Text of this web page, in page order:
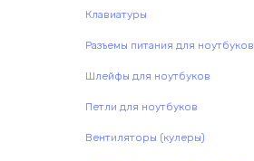
Клавиатуры
Разъемы питания для ноутбуков
Шлейфы для ноутбуков
Петли для ноутбуков
Вентиляторы (кулеры)